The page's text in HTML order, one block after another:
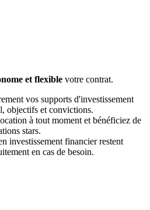
et flexible votre contrat.
vos supports d'investissement
objectifs et convictions.
à tout moment et bénéficiez de
stars.
investissement financier restent
en cas de besoin.